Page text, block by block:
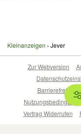
Kleinanzeigen Jever
Zur Webversion
Nutzungsbedingungen
Vertrag Widerrufen